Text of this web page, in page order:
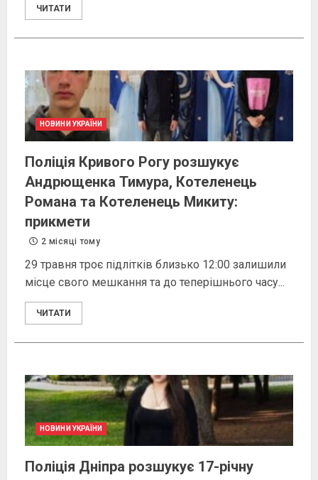
ЧИТАТИ
НОВИНИ УКРАЇНИ
Поліція Кривого Рогу розшукує
Андрющенка Тимура, Котеленець
Романа та Котеленець Микиту:
прикмети
2 місяці тому
29 травня троє підлітків близько 12:00 залишили
місце свого мешкання та до теперішнього часу...
ЧИТАТИ
НОВИНИ УКРАЇНИ
Поліція Дніпра розшукує 17-річну